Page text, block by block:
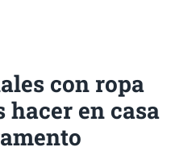
con ropa
hacer en casa